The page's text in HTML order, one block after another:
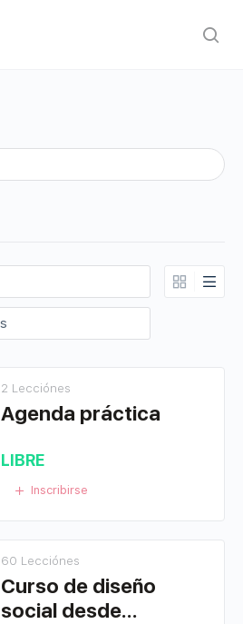
2 Lecciónes
Agenda práctica
LIBRE
Inscribirse
60 Lecciónes
Curso de diseño
social desde